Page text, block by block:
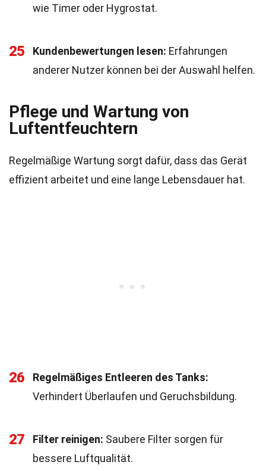
wie Timer oder Hygrostat.
25 Kundenbewertungen lesen: Erfahrungen
anderer Nutzer können bei der Auswahl helfen.
Pflege und Wartung von
Luftentfeuchtern
Regelmäßige Wartung sorgt dafür, dass das Gerät
effizient arbeitet und eine lange Lebensdauer hat.
26
Regelmäßiges Entleeren des Tanks:
Verhindert Überlaufen und Geruchsbildung.
27 Filter reinigen: Saubere Filter sorgen für
bessere Luftqualität.